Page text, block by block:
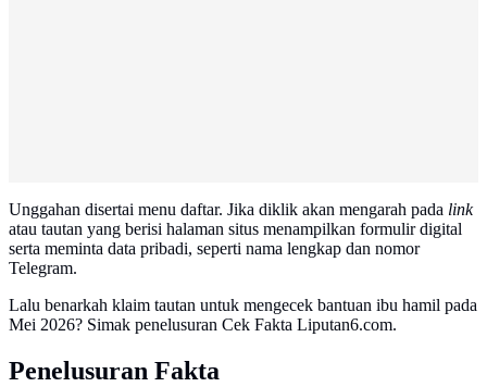
Unggahan disertai menu daftar. Jika diklik akan mengarah pada link
atau tautan yang berisi halaman situs menampilkan formulir digital
serta meminta data pribadi, seperti nama lengkap dan nomor
Telegram.
Lalu benarkah klaim tautan untuk mengecek bantuan ibu hamil pada
Mei 2026? Simak penelusuran Cek Fakta Liputan6.com.
Penelusuran Fakta